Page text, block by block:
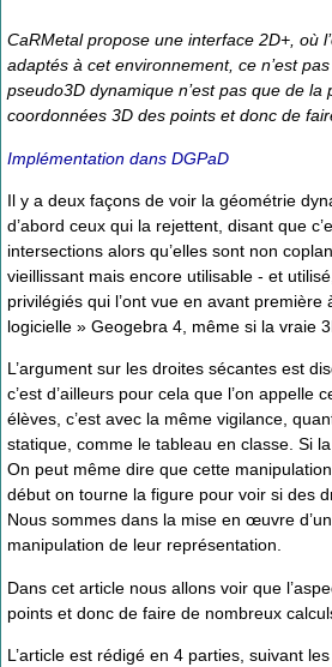
CaRMetal propose une interface 2D+, où
adaptés à cet environnement, ce n’est
pseudo3D dynamique n’est pas que de
coordonnées 3D des points et donc de
Implémentation dans DGPaD
Il y a deux façons de voir la géométrie
d’abord ceux qui la rejettent, disant que
intersections alors qu’elles sont non
vieillissant mais encore utilisable - et
privilégiés qui l’ont vue en avant
logicielle » Geogebra 4, même si la vraie
L’argument sur les droites sécantes est
c’est d’ailleurs pour cela que l’on
élèves, c’est avec la même vigilance,
statique, comme le tableau en classe. Si
On peut même dire que cette
début on tourne la figure pour voir si des
Nous sommes dans la mise en œuvre
manipulation de leur représentation.
Dans cet article nous allons voir que
points et donc de faire de nombreux
L’article est rédigé en 4 parties, suivant